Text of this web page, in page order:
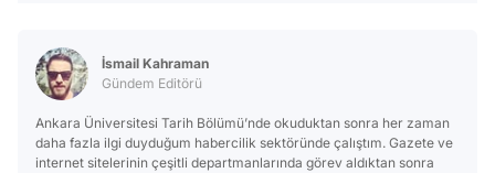
İsmail Kahraman
Gündem Editörü
Ankara Üniversitesi Tarih Bölümü’nde okuduktan sonra her zaman
daha fazla ilgi duyduğum habercilik sektöründe çalıştım. Gazete ve
internet sitelerinin çeşitli departmanlarında görev aldıktan sonra